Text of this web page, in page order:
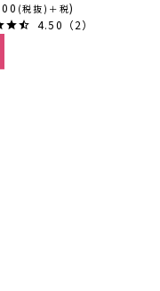
(税抜)＋税)
4.50（2）